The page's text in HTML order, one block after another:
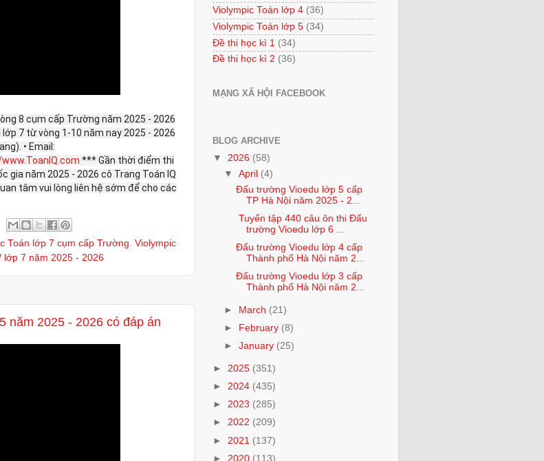
8 cụm cấp Trường năm 2025 - 2026
7 từ vòng 1-10 năm nay 2025 - 2026
• Email:
*** Gần thời điểm thi
gia năm 2025 - 2026 cô Trang Toán IQ
tâm vui lòng liên hệ sớm để cho các
Toán lớp 7 cụm cấp Trường Violympic
lớp 7 năm 2025 - 2026
năm 2025 - 2026 có đáp án
Violympic Toán lớp 4 (36)
Violympic Toán lớp 5 (34)
Đề thi học kì 1 (34)
Đề thi học kì 2 (36)
MẠNG XÃ HỘI FACEBOOK
BLOG ARCHIVE
▼ 2026 (58)
▼April (4)
Đấu trường Vioedu lớp 5 cấp
TP Hà Nội năm 2025 - 2...
Tuyển tập 440 câu ôn thi Đấu
trường Vioedu lớp 6 ...
Đấu trường Vioedu lớp 4 cấp
Thành phố Hà Nội năm 2...
Đấu trường Vioedu lớp 3 cấp
Thành phố Hà Nội năm 2...
► March (21)
►
February (8)
►January (25)
► 2025 (351)
► 2024 (435)
► 2023 (285)
► 2022 (209)
► 2021 (137)
► 2020 (113)